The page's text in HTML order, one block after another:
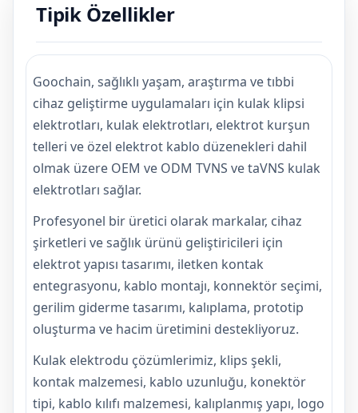
Tipik Özellikler
Goochain, sağlıklı yaşam, araştırma ve tıbbi
cihaz geliştirme uygulamaları için kulak klipsi
elektrotları, kulak elektrotları, elektrot kurşun
telleri ve özel elektrot kablo düzenekleri dahil
olmak üzere OEM ve ODM TVNS ve taVNS kulak
elektrotları sağlar.
Profesyonel bir üretici olarak markalar, cihaz
şirketleri ve sağlık ürünü geliştiricileri için
elektrot yapısı tasarımı, iletken kontak
entegrasyonu, kablo montajı, konnektör seçimi,
gerilim giderme tasarımı, kalıplama, prototip
oluşturma ve hacim üretimini destekliyoruz.
Kulak elektrodu çözümlerimiz, klips şekli,
kontak malzemesi, kablo uzunluğu, konektör
tipi, kablo kılıfı malzemesi, kalıplanmış yapı, logo